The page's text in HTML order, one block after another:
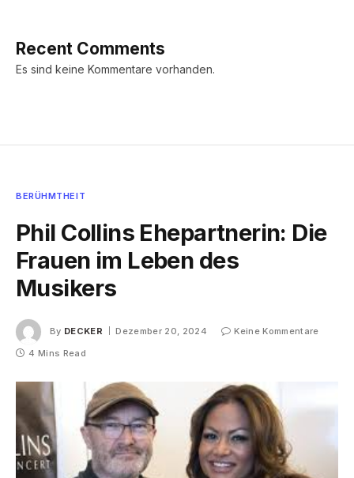
Recent Comments
Es sind keine Kommentare vorhanden.
BERÜHMTHEIT
Phil Collins Ehepartnerin: Die
Frauen im Leben des
Musikers
By DECKER Dezember 20, 2024
Keine Kommentare
4 Mins Read